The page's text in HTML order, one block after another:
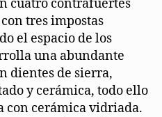
cuatro contrafuertes
tres impostas
el espacio de los
una abundante
dientes de sierra,
y cerámica, todo ello
con cerámica vidriada.